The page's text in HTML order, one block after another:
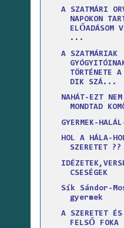
A SZATMÁRI
NAPOKON
ELŐADÁSOM
...
A SZATMÁRIAK
DIK SZÁ...
NAHÁT-EZT NEM
MONDTAD
GYERMEK-
HOL A HÁLA-
SZERETET ??
CSESÉGEK
Sík Sándor-
gyermek
A SZERETET ÉS
FELSŐ FOKA